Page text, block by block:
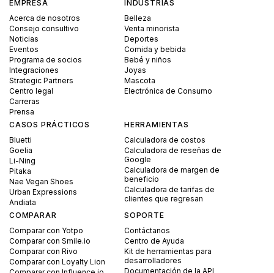
EMPRESA
Acerca de nosotros
Consejo consultivo
Noticias
Eventos
Programa de socios
Integraciones
Strategic Partners
Centro legal
Carreras
Prensa
INDUSTRIAS
Belleza
Venta minorista
Deportes
Comida y bebida
Bebé y niños
Joyas
Mascota
Electrónica de Consumo
CASOS PRÁCTICOS
Bluetti
Goelia
Li-Ning
Pitaka
Nae Vegan Shoes
Urban Expressions
Andiata
HERRAMIENTAS
Calculadora de costos
Calculadora de reseñas de
Google
Calculadora de margen de
beneficio
Calculadora de tarifas de
clientes que regresan
COMPARAR
Comparar con Yotpo
Comparar con Smile.io
Comparar con Rivo
Comparar con Loyalty Lion
SOPORTE
Contáctanos
Centro de Ayuda
Kit de herramientas para
desarrolladores
Documentación de la API